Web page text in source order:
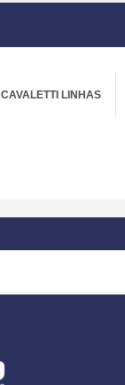
CAVALETTI LINHAS